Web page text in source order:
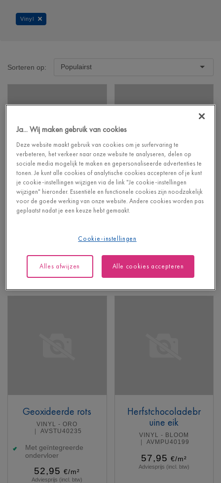
Vinyl
Sorteren op: Populairst
Canyon eik natuur
VINYL - BLOS
Met geïntegreerde
52,95
Adviesprijs (incl. btw)
Meer info
Peperkoek eik
ondervloer
Adviesprijs (incl. btw)
Meer info
Geoxideerde rots
VINYL - ORO
AVSTU40235
Met geïntegreerde
ondervloer
52,95 €/m²
Adviesprijs (incl. btw)
Herfstchocoladebr
uine eik
VINYL - BLOOM
AVMPU40199
57,95 €/m²
Adviesprijs (incl. btw)
Ja... Wij maken gebruik van cookies
Deze website maakt gebruik van cookies om je surfervaring te
verbeteren, het verkeer naar onze website te analyseren, delen op
sociale media mogelijk te maken en gepersonaliseerde advertenties te
tonen. Je kunt alle cookies of analytische cookies accepteren of je kunt
je cookie-instellingen wijzigen via de link "Je cookie-instellingen
wijzigen" hieronder. Essentiële en functionele cookies zijn noodzakelijk
voor de goede werking van onze website. Andere cookies worden pas
geplaatst nadat je een keuze hebt gemaakt.
Cookie-instellingen
Alles afwijzen Alle cookies accepteren